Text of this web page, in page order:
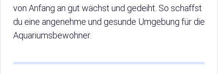
von Anfang an gut wächst und gedeiht. So schaffst
du eine angenehme und gesunde Umgebung für die
Aquariumsbewohner.